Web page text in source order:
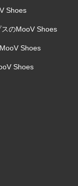
Shoes
のMooV Shoes
Shoes
Shoes